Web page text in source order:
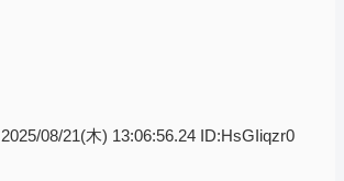
2025/08/21(木) 13:06:56.24 ID:HsGIiqzr0